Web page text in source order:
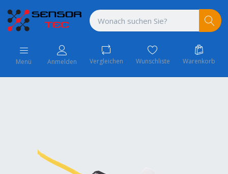
Menü Anmelden Vergleichen Wunschliste Warenkorb